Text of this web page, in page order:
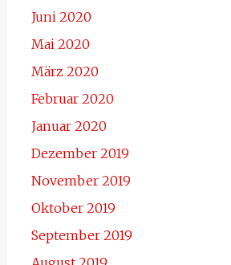
Juni 2020
Mai 2020
März 2020
Februar 2020
Januar 2020
Dezember 2019
November 2019
Oktober 2019
September 2019